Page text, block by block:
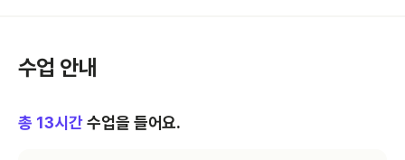
수업 안내
총 13시간 수업을 들어요.